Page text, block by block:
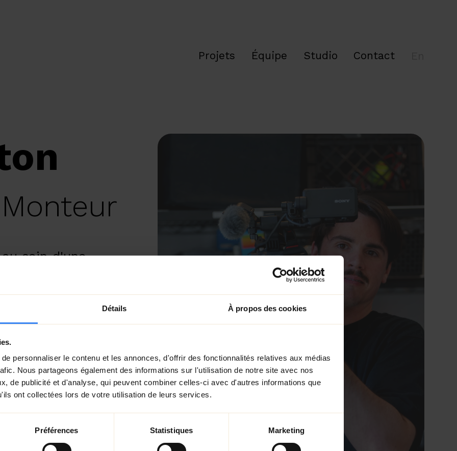
Détails À propos des cookies
personnaliser le contenu et les annonces, d'offrir des fonctionnalités relatives aux médias
Nous partageons également des informations sur l'utilisation de notre site avec nos
de publicité et d'analyse, qui peuvent combiner celles-ci avec d'autres informations que
ont collectées lors de votre utilisation de leurs services.
Préférences Statistiques Marketing
Projets Équipe Studio Contact
sein d'une
des
j'ai
monteur,
je suis ravi de
de cette
pour la
le cinéma, les